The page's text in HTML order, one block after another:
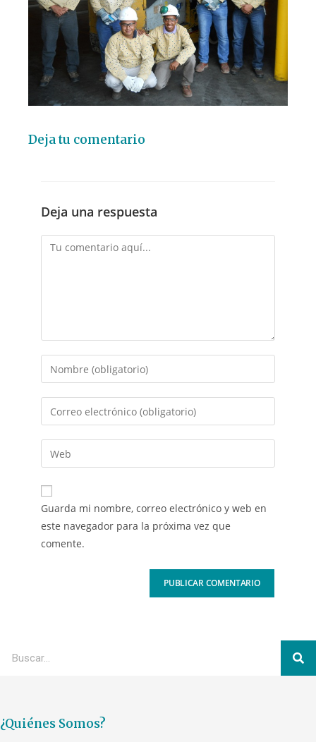
Deja tu comentario
Deja una respuesta
Guarda mi nombre, correo electrónico y web en
este navegador para la próxima vez que
comente.
¿Quiénes Somos?